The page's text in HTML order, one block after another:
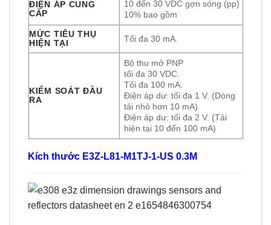
ĐIỆN ÁP CUNG
CẤP
10 đến 30 VDC gợn sóng (pp)
10% bao gồm
MỨC TIÊU THỤ
HIỆN TẠI
Tối đa 30 mA.
KIỂM SOÁT ĐẦU
RA
Bộ thu mở PNP
tối đa 30 VDC.
Tối đa 100 mA.
Điện áp dư: tối đa 1 V. (Dòng
tải nhỏ hơn 10 mA)
Điện áp dư: tối đa 2 V. (Tải
hiện tại 10 đến 100 mA)
Kích thước E3Z-L81-M1TJ-1-US 0.3M